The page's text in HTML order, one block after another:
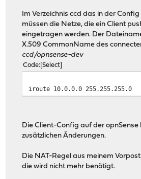
Im Verzeichnis ccd das in der
müssen die Netze, die ein Client
eingetragen werden. Der
X.509 CommonName des
ccd/opnsense-dev
Code Select
iroute 10.0.0.0 255.255.255.0
Die Client-Config auf der
zusätzlichen Änderungen.
Die NAT-Regel aus meinem
die wird nicht mehr benötigt.